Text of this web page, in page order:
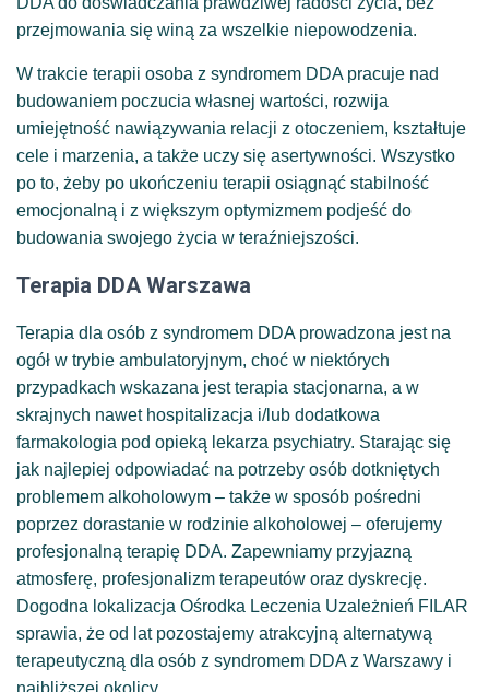
przejmowania się winą za wszelkie niepowodzenia.
W trakcie terapii osoba z syndromem DDA pracuje nad
budowaniem poczucia własnej wartości, rozwija
umiejętność nawiązywania relacji z otoczeniem, kształtuje
cele i marzenia, a także uczy się asertywności. Wszystko
po to, żeby po ukończeniu terapii osiągnąć stabilność
emocjonalną i z większym optymizmem podjeść do
budowania swojego życia w teraźniejszości.
Terapia DDA Warszawa
Terapia dla osób z syndromem DDA prowadzona jest na
ogół w trybie ambulatoryjnym, choć w niektórych
przypadkach wskazana jest terapia stacjonarna, a w
skrajnych nawet hospitalizacja i/lub dodatkowa
farmakologia pod opieką lekarza psychiatry. Starając się
jak najlepiej odpowiadać na potrzeby osób dotkniętych
problemem alkoholowym – także w sposób pośredni
poprzez dorastanie w rodzinie alkoholowej – oferujemy
profesjonalną terapię DDA. Zapewniamy przyjazną
atmosferę, profesjonalizm terapeutów oraz dyskrecję.
Dogodna lokalizacja Ośrodka Leczenia Uzależnień FILAR
sprawia, że od lat pozostajemy atrakcyjną alternatywą
terapeutyczną dla osób z syndromem DDA z Warszawy i